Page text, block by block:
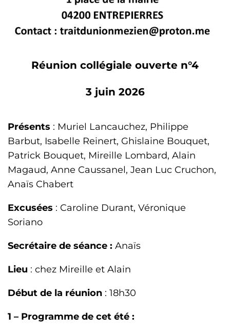
Réunion collégiale ouverte n°4
3 juin 2026
Présents : Muriel Lancauchez, Philippe
Barbut, Isabelle Reinert, Ghislaine Bouquet,
Patrick Bouquet, Mireille Lombard, Alain
Magaud, Anne Caussanel, Jean Luc Cruchon,
Anaïs Chabert
Excusées : Caroline Durant, Véronique
Soriano
Secrétaire de séance : Anaïs
Lieu : chez Mireille et Alain
Début de la réunion : 18h30
1 – Programme de cet été :